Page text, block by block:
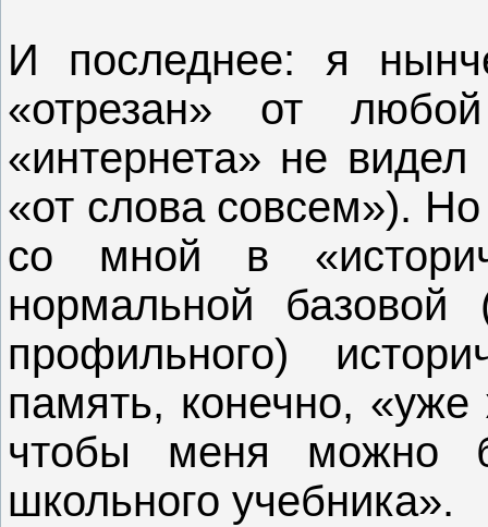
И последнее: я
«отрезан» от
«интернета» не
«от слова совсем»).
со мной в
нормальной
профильного)
память, конечно,
чтобы меня можно
школьного учебника».